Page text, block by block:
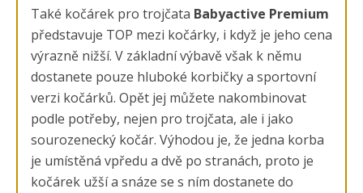
Také kočárek pro trojčata Babyactive Premium
představuje TOP mezi kočárky, i když je jeho cena
výrazně nižší. V základní výbavě však k němu
dostanete pouze hluboké korbičky a sportovní
verzi kočárků. Opět jej můžete nakombinovat
podle potřeby, nejen pro trojčata, ale i jako
sourozenecký kočár. Výhodou je, že jedna korba
je umístěná vpředu a dvě po stranách, proto je
kočárek užší a snáze se s ním dostanete do